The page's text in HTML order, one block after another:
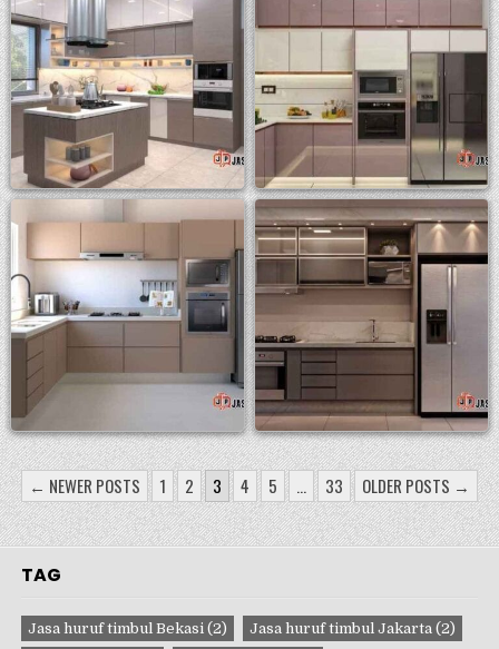
PAGINASI
POS
← NEWER POSTS 1 2 3 4 5 … 33 OLDER POSTS →
TAG
Jasa huruf timbul Bekasi (2) Jasa huruf timbul Jakarta (2)